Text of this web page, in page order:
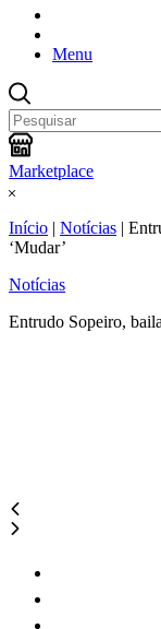
Menu
Marketplace
Início | Notícias |
‘Mudar’
Notícias
Entrudo Sopeiro,